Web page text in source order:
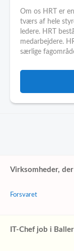
Om os HRT er
tværs af hele
ledere. HRT
medarbejdere.
særlige
Virksomheder,
Forsvaret
IT-Chef job i